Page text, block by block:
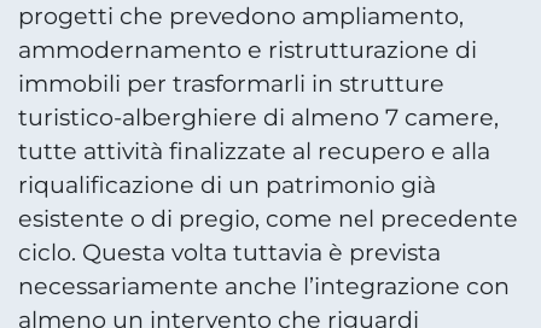
progetti che prevedono ampliamento,
ammodernamento e ristrutturazione di
immobili per trasformarli in strutture
turistico-alberghiere di almeno 7 camere,
tutte attività finalizzate al recupero e alla
riqualificazione di un patrimonio già
esistente o di pregio, come nel precedente
ciclo. Questa volta tuttavia è prevista
necessariamente anche l’integrazione con
almeno un intervento che riguardi